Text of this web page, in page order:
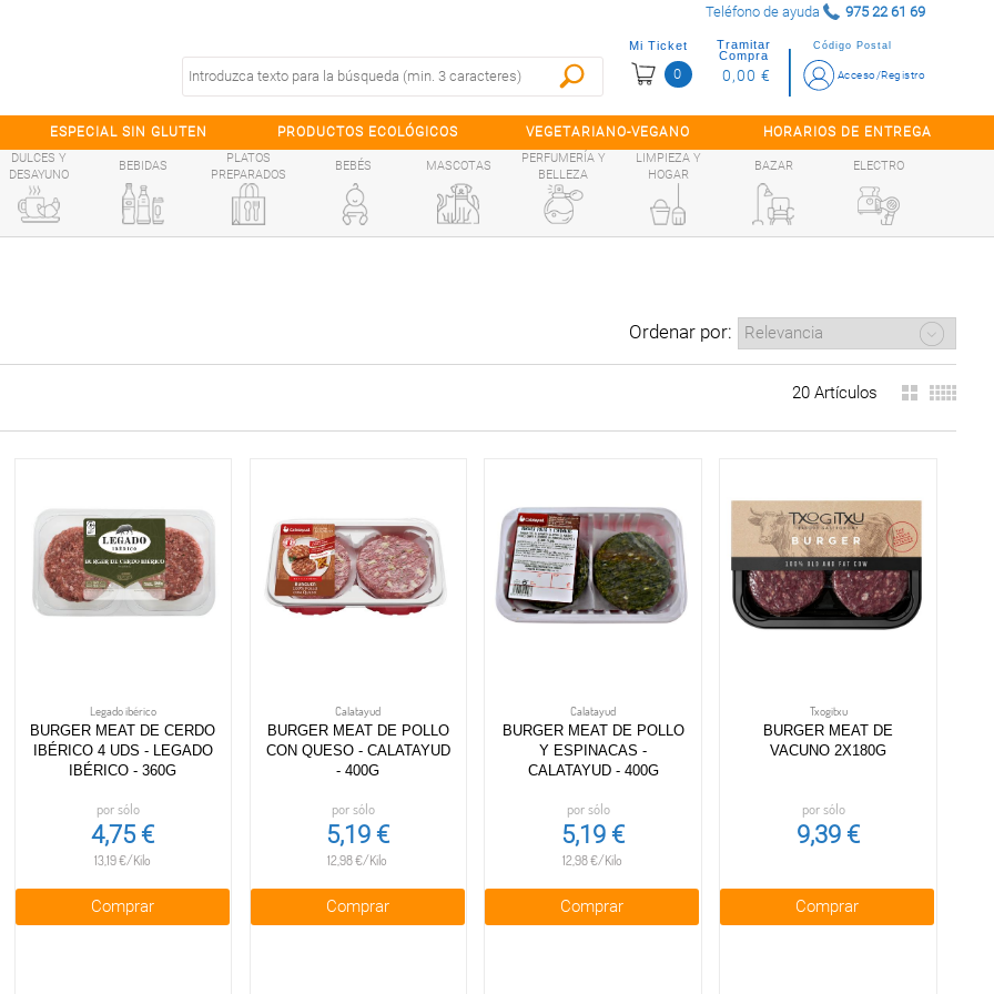
Teléfono de ayuda 975 22 61 69
Código Postal
Acceso/Registro
Mi Ticket
0
Tramitar
Compra
0,00 €
ESPECIAL SIN GLUTEN PRODUCTOS ECOLÓGICOS VEGETARIANO-VEGANO HORARIOS DE ENTREGA
DULCES Y
DESAYUNO
BEBIDAS
PLATOS
PREPARADOS
BEBÉS MASCOTAS
PERFUMERÍA Y
BELLEZA
LIMPIEZA Y
HOGAR
BAZAR ELECTRO
Ordenar por:
20 Artículos
Legado ibérico
BURGER MEAT DE CERDO
IBÉRICO 4 UDS - LEGADO
IBÉRICO - 360G
por sólo
4,75 €
13,19 €/Kilo
Comprar
Calatayud
BURGER MEAT DE POLLO
CON QUESO - CALATAYUD
- 400G
por sólo
5,19 €
12,98 €/Kilo
Comprar
Calatayud
BURGER MEAT DE POLLO
Y ESPINACAS -
CALATAYUD - 400G
por sólo
5,19 €
12,98 €/Kilo
Comprar
Txogitxu
BURGER MEAT DE
VACUNO 2X180G
por sólo
9,39 €
Comprar